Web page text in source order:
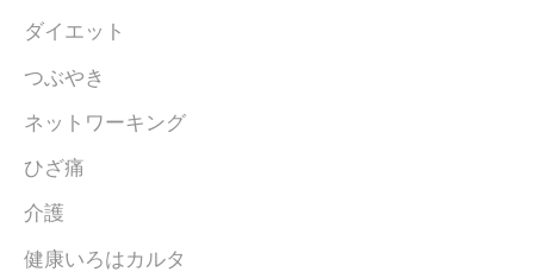
ダイエット
つぶやき
ネットワーキング
ひざ痛
介護
健康いろはカルタ